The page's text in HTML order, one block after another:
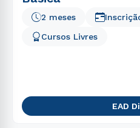
2 meses
Cursos Livres
EAD